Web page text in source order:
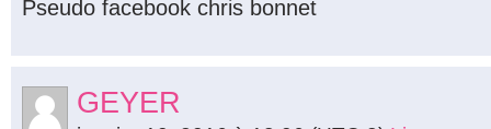
Pseudo facebook chris bonnet
GEYER